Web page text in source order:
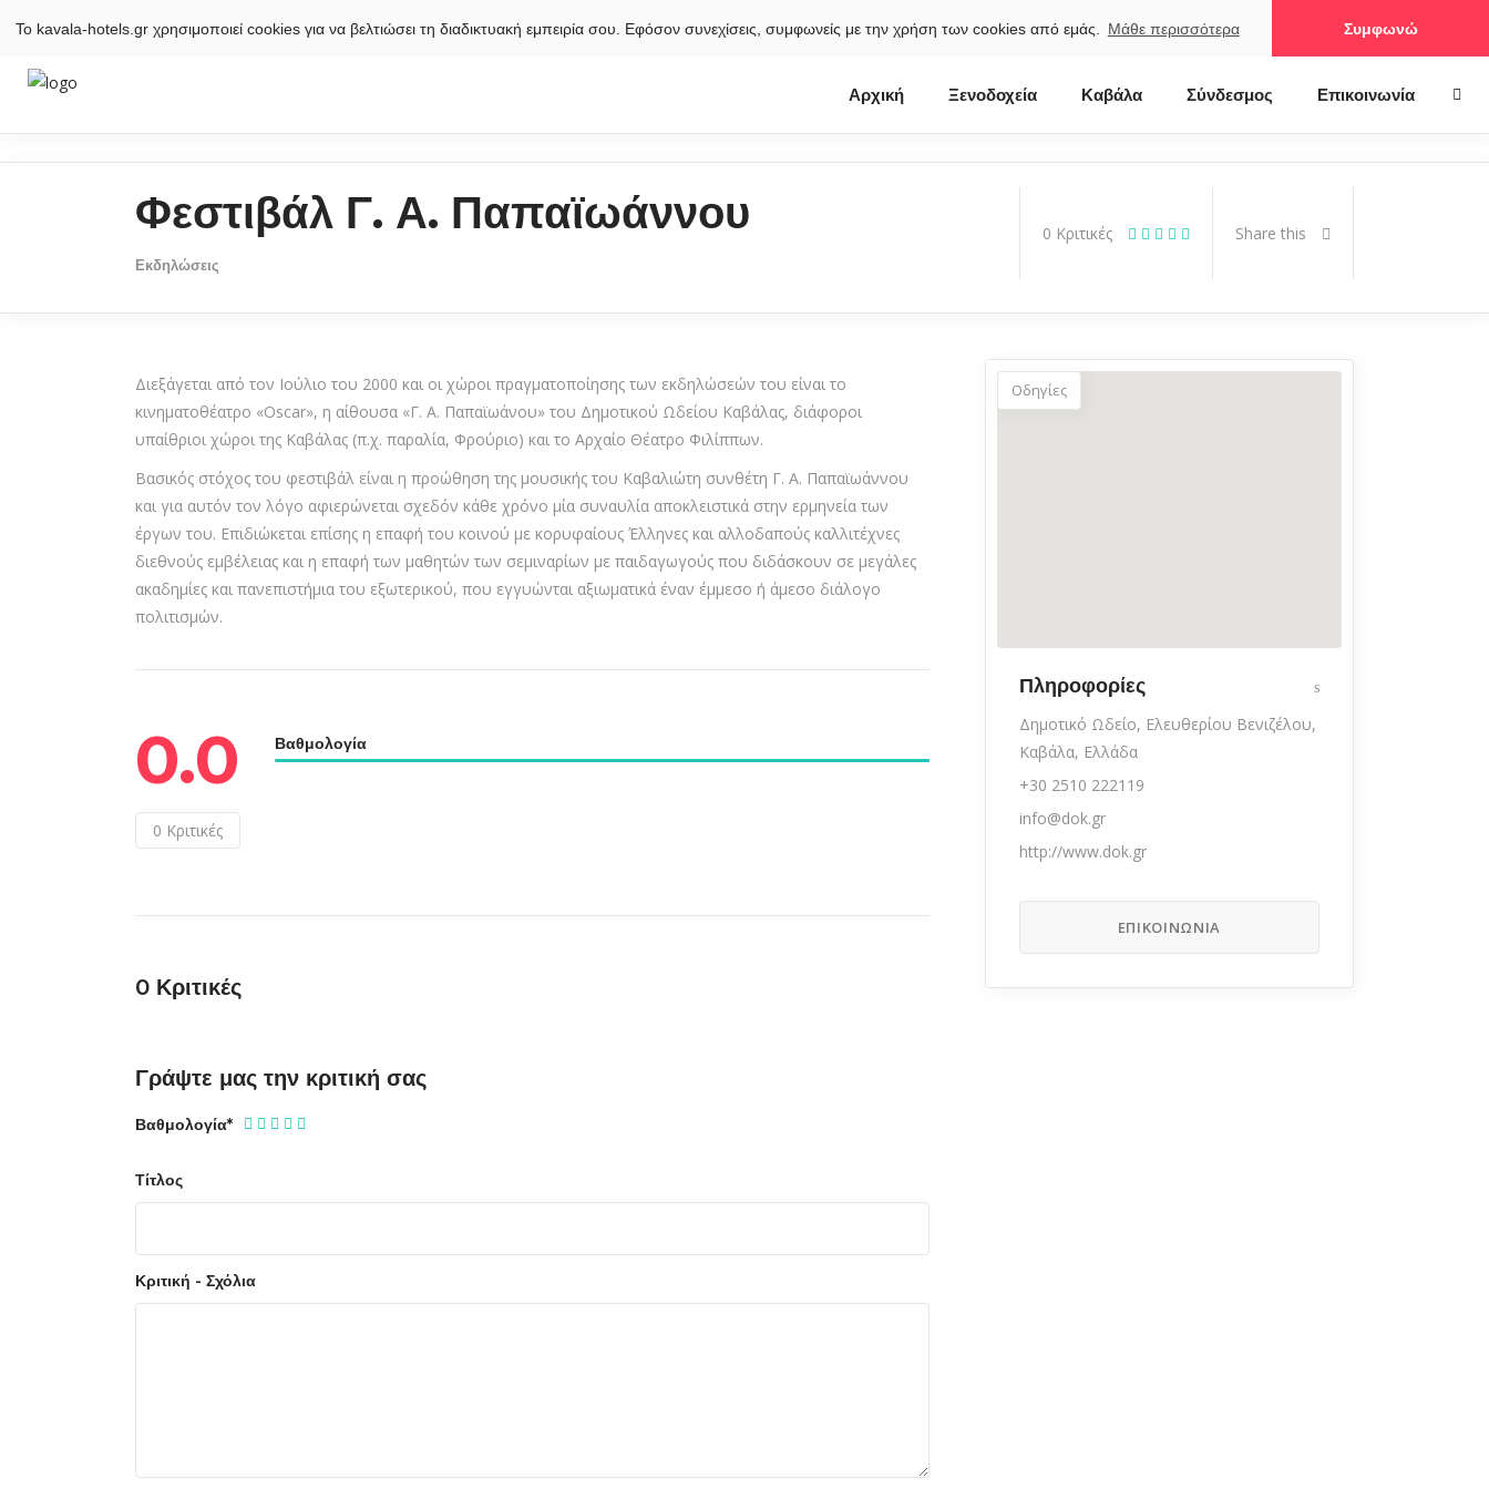
Το kavala-hotels.gr χρησιμοποιεί cookies για να βελτιώσει τη διαδικτυακή εμπειρία σου. Εφόσον συνεχίσεις, συμφωνείς με την χρήση των cookies από εμάς. Μάθε περισσότερα Συμφωνώ
Αρχική Ξενοδοχεία Καβάλα Σύνδεσμος Επικοινωνία
Φεστιβάλ Γ. Α. Παπαϊωάννου
Εκδηλώσεις
0 Κριτικές Share this
Διεξάγεται από τον Ιούλιο του 2000 και οι χώροι πραγματοποίησης των εκδηλώσεών του είναι το
κινηματοθέατρο «Oscar», η αίθουσα «Γ. Α. Παπαϊωάνου» του Δημοτικού Ωδείου Καβάλας, διάφοροι
υπαίθριοι χώροι της Καβάλας (π.χ. παραλία, Φρούριο) και το Αρχαίο Θέατρο Φιλίππων.
Βασικός στόχος του φεστιβάλ είναι η προώθηση της μουσικής του Καβαλιώτη συνθέτη Γ. Α. Παπαϊωάννου
και για αυτόν τον λόγο αφιερώνεται σχεδόν κάθε χρόνο μία συναυλία αποκλειστικά στην ερμηνεία των
έργων του. Επιδιώκεται επίσης η επαφή του κοινού με κορυφαίους Έλληνες και αλλοδαπούς καλλιτέχνες
διεθνούς εμβέλειας και η επαφή των μαθητών των σεμιναρίων με παιδαγωγούς που διδάσκουν σε μεγάλες
ακαδημίες και πανεπιστήμια του εξωτερικού, που εγγυώνται αξιωματικά έναν έμμεσο ή άμεσο διάλογο
πολιτισμών.
0.0
0 Κριτικές
Βαθμολογία
0 Κριτικές
Γράψτε μας την κριτική σας
Βαθμολογία*
Τίτλος
Κριτική - Σχόλια
Οδηγίες
Πληροφορίες
Δημοτικό Ωδείο, Ελευθερίου Βενιζέλου,
Καβάλα, Ελλάδα
+30 2510 222119
info@dok.gr
http://www.dok.gr
ΕΠΙΚΟΙΝΩΝΊΑ